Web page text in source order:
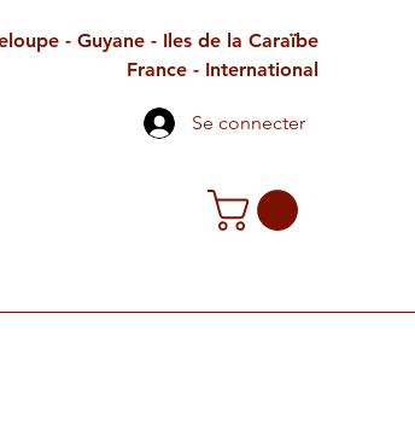
- Guyane - Iles de la Caraïbe
France - International
Se connecter